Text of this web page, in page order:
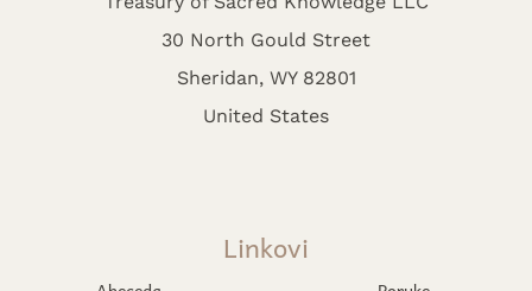
30 North Gould Street
Sheridan, WY 82801
United States
Linkovi